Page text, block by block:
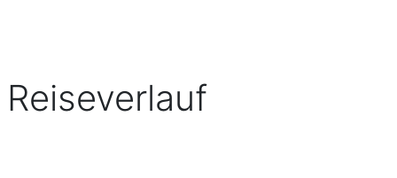
Reiseverlauf